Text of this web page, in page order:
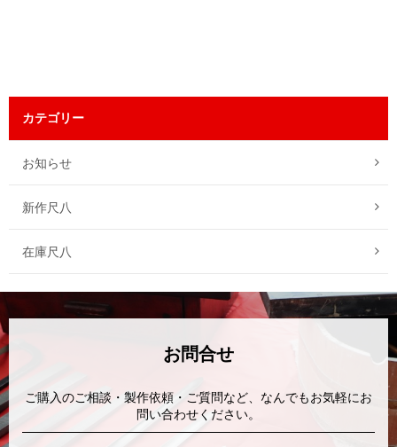
カテゴリー
お知らせ
新作尺八
在庫尺八
お問合せ
ご購入のご相談・製作依頼・ご質問など、なんでもお気軽にお
問い合わせください。